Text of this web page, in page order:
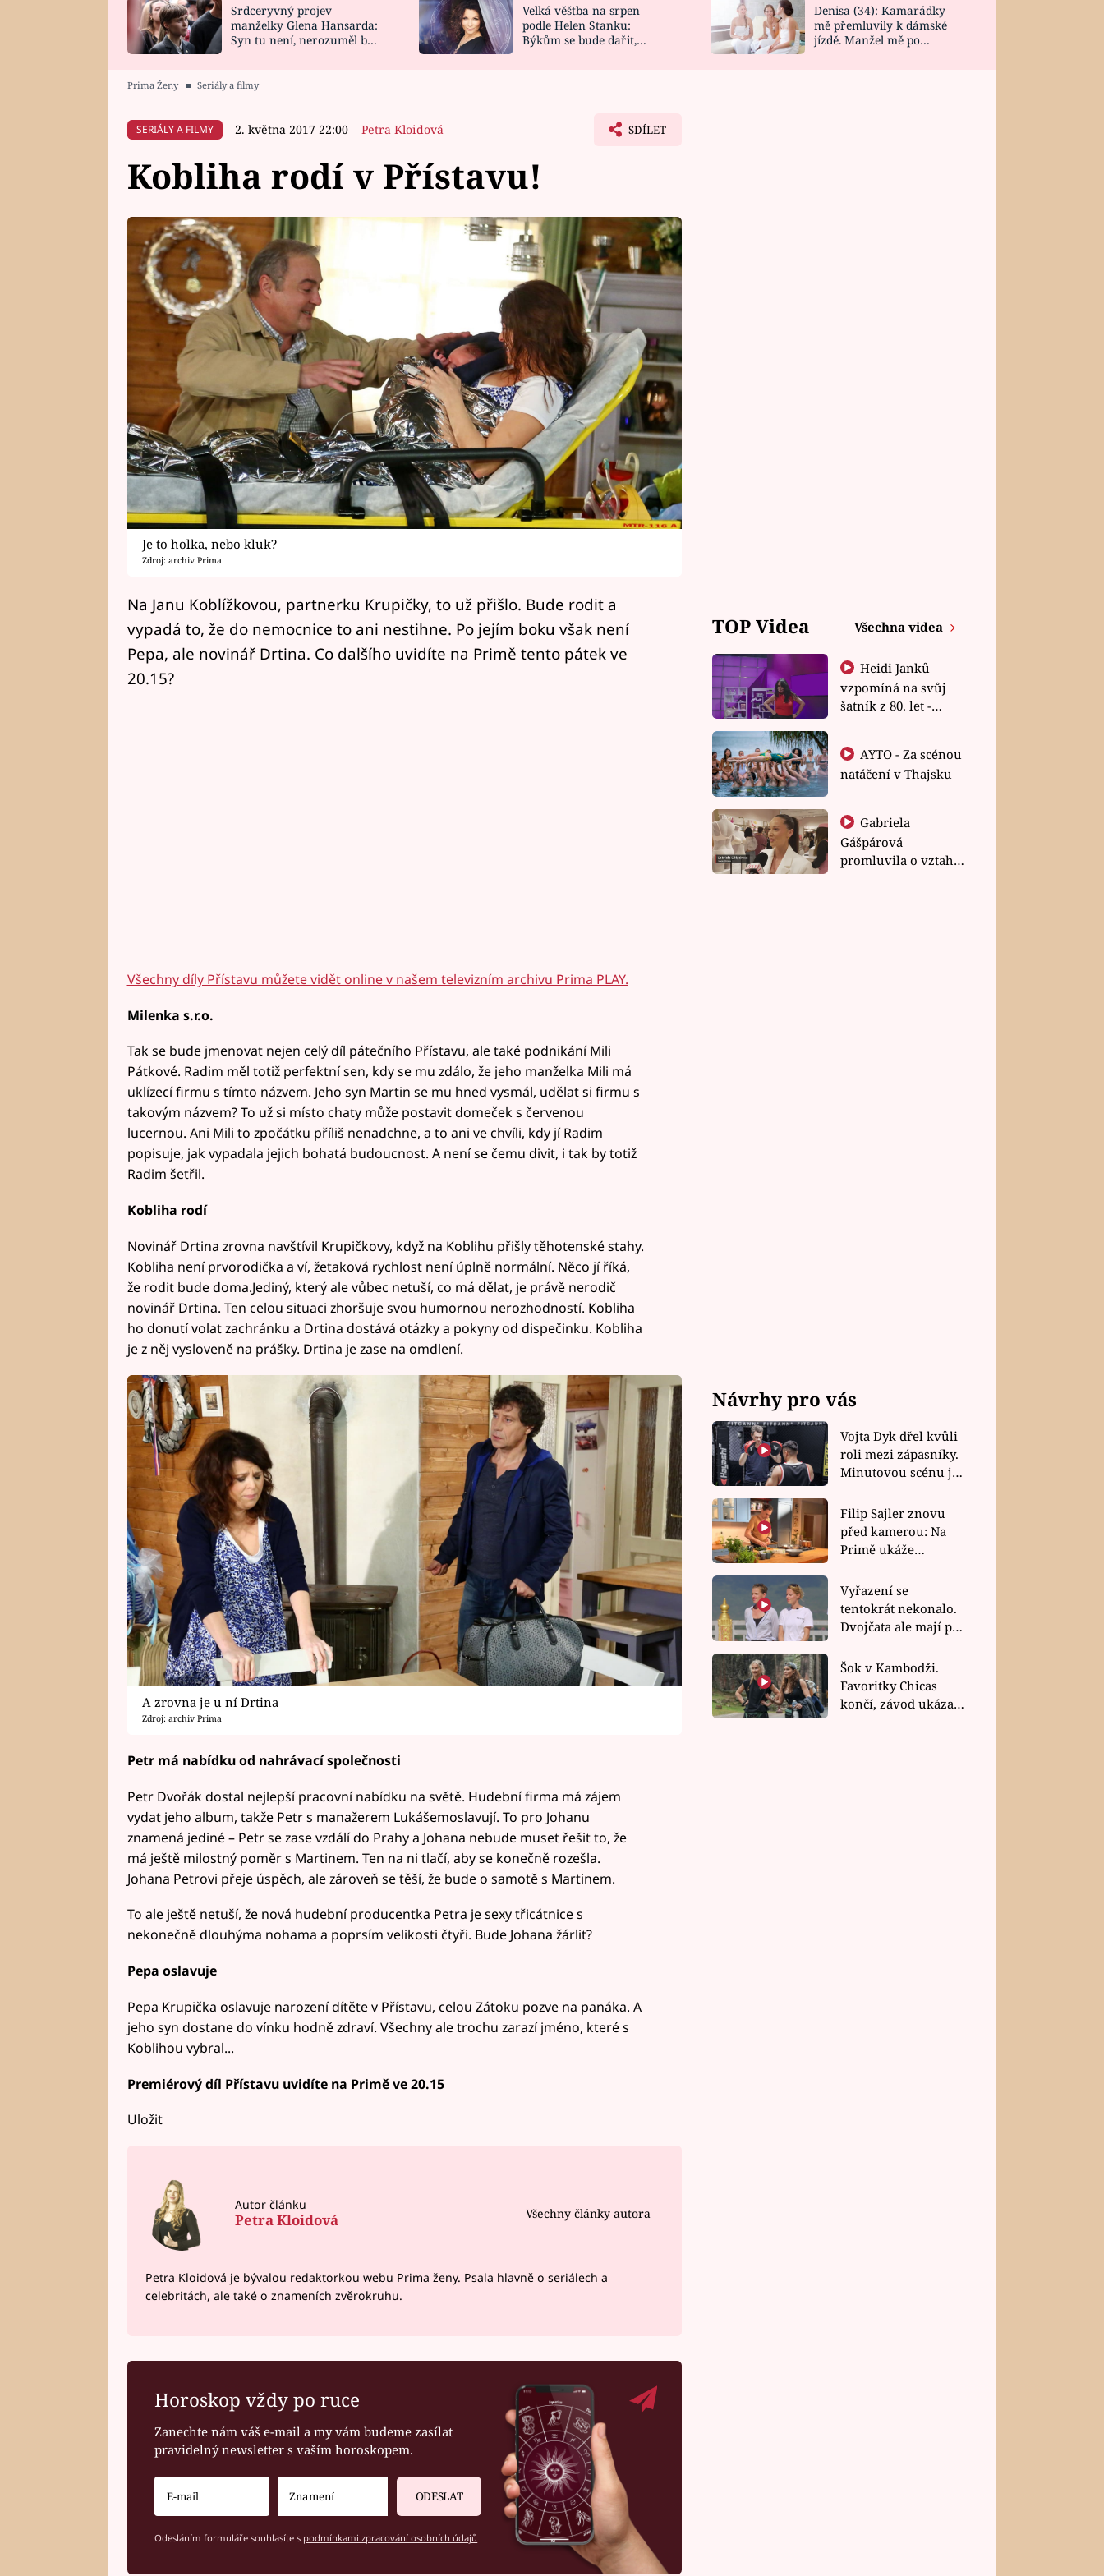
HOROSKOP NA
CELEBRITY
VAŘENÍ
NOVINKY
VIDEORECEPTY
DESIGN
Srdceryvný projev
manželky Glena Hansarda:
Syn tu není, nerozuměl by
Velká věštba na srpen
podle Helen Stanku:
Býkům se bude dařit,
Denisa (34): Kamarádky
mě přemluvily k dámské
jízdě. Manžel mě po
Prima Ženy ■ Seriály a filmy
SERIÁLY A FILMY 2. května 2017 22:00 Petra Kloidová SDÍLET
Kobliha rodí v Přístavu!
Je to holka, nebo kluk?
Zdroj: archiv Prima
Na Janu Koblížkovou, partnerku Krupičky, to už přišlo. Bude rodit a
vypadá to, že do nemocnice to ani nestihne. Po jejím boku však není
Pepa, ale novinář Drtina. Co dalšího uvidíte na Primě tento pátek ve
20.15?
Všechny díly Přístavu můžete vidět online v našem televizním archivu Prima PLAY.
Milenka s.r.o.
Tak se bude jmenovat nejen celý díl pátečního Přístavu, ale také podnikání Mili
Pátkové. Radim měl totiž perfektní sen, kdy se mu zdálo, že jeho manželka Mili má
uklízecí firmu s tímto názvem. Jeho syn Martin se mu hned vysmál, udělat si firmu s
takovým názvem? To už si místo chaty může postavit domeček s červenou
lucernou. Ani Mili to zpočátku příliš nenadchne, a to ani ve chvíli, kdy jí Radim
popisuje, jak vypadala jejich bohatá budoucnost. A není se čemu divit, i tak by totiž
Radim šetřil.
Kobliha rodí
Novinář Drtina zrovna navštívil Krupičkovy, když na Koblihu přišly těhotenské stahy.
Kobliha není prvorodička a ví, žetaková rychlost není úplně normální. Něco jí říká,
že rodit bude doma.Jediný, který ale vůbec netuší, co má dělat, je právě nerodič
novinář Drtina. Ten celou situaci zhoršuje svou humornou nerozhodností. Kobliha
ho donutí volat zachránku a Drtina dostává otázky a pokyny od dispečinku. Kobliha
je z něj vysloveně na prášky. Drtina je zase na omdlení.
A zrovna je u ní Drtina
Zdroj: archiv Prima
Petr má nabídku od nahrávací společnosti
Petr Dvořák dostal nejlepší pracovní nabídku na světě. Hudební firma má zájem
vydat jeho album, takže Petr s manažerem Lukášemoslavují. To pro Johanu
znamená jediné – Petr se zase vzdálí do Prahy a Johana nebude muset řešit to, že
má ještě milostný poměr s Martinem. Ten na ni tlačí, aby se konečně rozešla.
Johana Petrovi přeje úspěch, ale zároveň se těší, že bude o samotě s Martinem.
To ale ještě netuší, že nová hudební producentka Petra je sexy třicátnice s
nekonečně dlouhýma nohama a poprsím velikosti čtyři. Bude Johana žárlit?
Pepa oslavuje
Pepa Krupička oslavuje narození dítěte v Přístavu, celou Zátoku pozve na panáka. A
jeho syn dostane do vínku hodně zdraví. Všechny ale trochu zarazí jméno, které s
Koblihou vybral...
Premiérový díl Přístavu uvidíte na Primě ve 20.15
Uložit
Autor článku
Petra Kloidová Všechny články autora
Petra Kloidová je bývalou redaktorkou webu Prima ženy. Psala hlavně o seriálech a
celebritách, ale také o znameních zvěrokruhu.
Horoskop vždy po ruce
Zanechte nám váš e-mail a my vám budeme zasílat
pravidelný newsletter s vaším horoskopem.
ODESLAT
Odesláním formuláře souhlasíte s podmínkami zpracování osobních údajů
TOP Videa Všechna videa
Heidi Janků
vzpomíná na svůj
šatník z 80. let -
natáčení v Thajsku
Gabriela
Gášpárová
promluvila o vztahu
Návrhy pro vás
Vojta Dyk dřel kvůli
roli mezi zápasníky.
Minutovou scénu jel
Filip Sajler znovu
před kamerou: Na
Primě ukáže
rychlé recepty
Vyřazení se
tentokrát nekonalo.
Dvojčata ale mají po
závodu nůž na krku
Šok v Kambodži.
Favoritky Chicas
končí, závod ukázal